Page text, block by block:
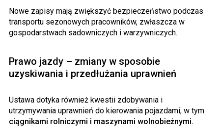
Nowe zapisy mają zwiększyć bezpieczeństwo podczas
transportu sezonowych pracowników, zwłaszcza w
gospodarstwach sadowniczych i warzywniczych.
Prawo jazdy – zmiany w sposobie
uzyskiwania i przedłużania uprawnień
Ustawa dotyka również kwestii zdobywania i
utrzymywania uprawnień do kierowania pojazdami, w tym
ciągnikami rolniczymi i maszynami wolnobieżnymi.